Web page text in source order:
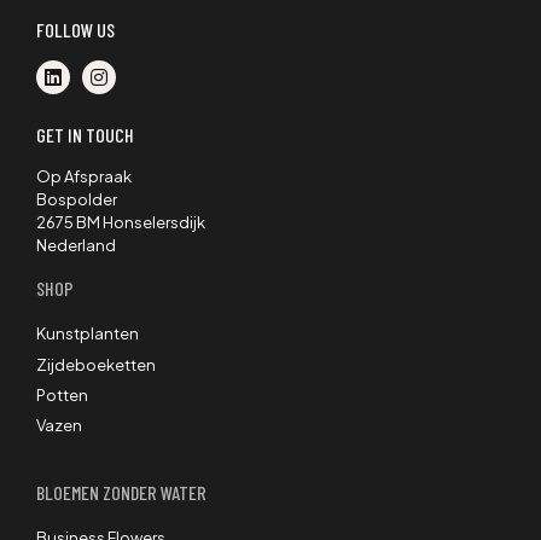
FOLLOW US
GET IN TOUCH
Op Afspraak
Bospolder
2675 BM Honselersdijk
Nederland
SHOP
Kunstplanten
Zijdeboeketten
Potten
Vazen
BLOEMEN ZONDER WATER